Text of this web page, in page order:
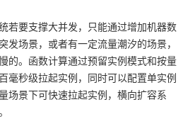
若要支撑大并发，只能通过增加机器数
发场景，或者有一定流量潮汐的场景，
的。函数计算通过预留实例模式和按量
毫秒级拉起实例，同时可以配置单实例
场景下可快速拉起实例，横向扩容系